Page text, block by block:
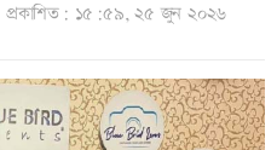
প্রকাশিত: ১৫:৫৯, ২৫ জুন ২০২৬